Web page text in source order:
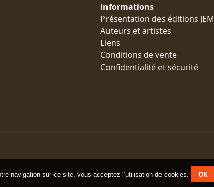
navigation sur ce site, vous acceptez l’utilisation de cookies. OK
Informations
Présentation des éditions JEM
Auteurs et artistes
Liens
Conditions de vente
Confidentialité et sécurité